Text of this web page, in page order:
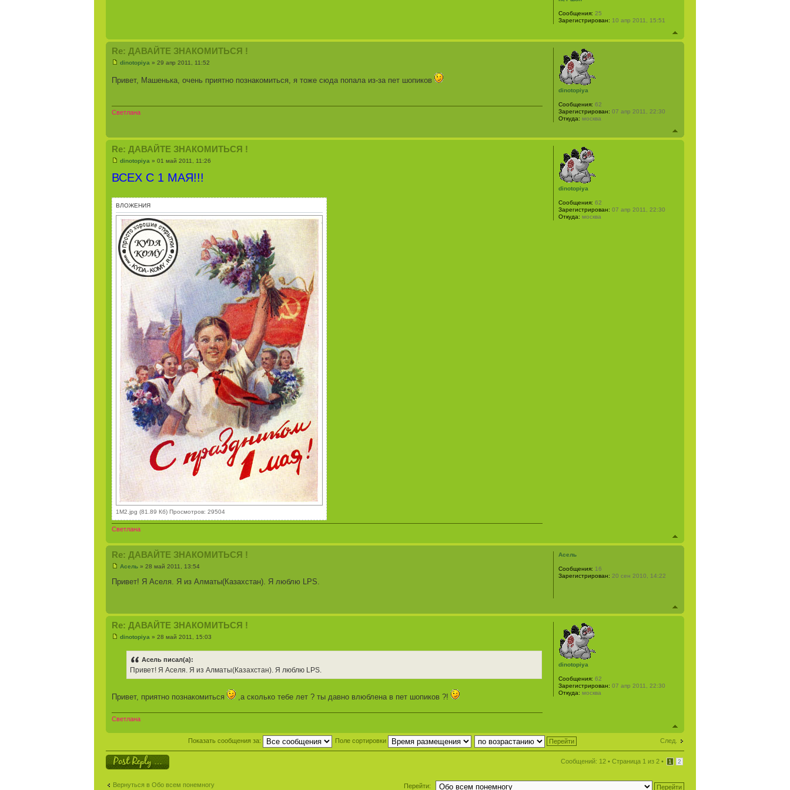
Сообщения: 25
Зарегистрирован: 10 апр 2011, 15:51
Re: ДАВАЙТЕ ЗНАКОМИТЬСЯ !
dinotopiya » 29 апр 2011, 11:52
Привет, Машенька, очень приятно познакомиться, я тоже сюда попала из-за пет шопиков
Светлана
dinotopiya
Сообщения: 62
Зарегистрирован: 07 апр 2011, 22:30
Откуда: москва
Re: ДАВАЙТЕ ЗНАКОМИТЬСЯ !
dinotopiya » 01 май 2011, 11:26
ВСЕХ С 1 МАЯ!!!
ВЛОЖЕНИЯ
1M2.jpg (81.89 Кб) Просмотров: 29504
Светлана
dinotopiya
Сообщения: 62
Зарегистрирован: 07 апр 2011, 22:30
Откуда: москва
Re: ДАВАЙТЕ ЗНАКОМИТЬСЯ !
Асель » 28 май 2011, 13:54
Привет! Я Аселя. Я из Алматы(Казахстан). Я люблю LPS.
Асель
Сообщения: 16
Зарегистрирован: 20 сен 2010, 14:22
Re: ДАВАЙТЕ ЗНАКОМИТЬСЯ !
dinotopiya » 28 май 2011, 15:03
Асель писал(а):
Привет! Я Аселя. Я из Алматы(Казахстан). Я люблю LPS.
Привет, приятно познакомиться ,а сколько тебе лет ? ты давно влюблена в пет шопиков ?!
Светлана
dinotopiya
Сообщения: 62
Зарегистрирован: 07 апр 2011, 22:30
Откуда: москва
След.
Показать сообщения за: Поле сортировки
Ответить Сообщений: 12 • Страница 1 из 2 • 1 2
Вернуться в Обо всем понемногу Перейти: